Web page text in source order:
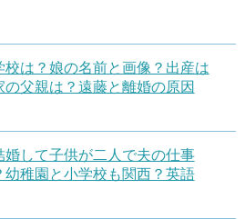
校は？娘の名前と画像？出産は
父親は？遠藤と離婚の原因
婚して子供が二人で夫の仕事
幼稚園と小学校も関西？英語